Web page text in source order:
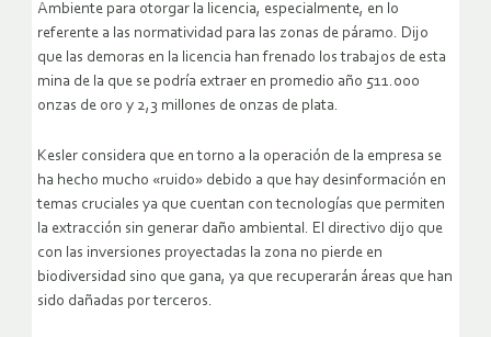
Ambiente para otorgar la licencia, especialmente, en lo
referente a las normatividad para las zonas de páramo. Dijo
que las demoras en la licencia han frenado los trabajos de esta
mina de la que se podría extraer en promedio año 511.000
onzas de oro y 2,3 millones de onzas de plata.
Kesler considera que en torno a la operación de la empresa se
ha hecho mucho «ruido» debido a que hay desinformación en
temas cruciales ya que cuentan con tecnologías que permiten
la extracción sin generar daño ambiental. El directivo dijo que
con las inversiones proyectadas la zona no pierde en
biodiversidad sino que gana, ya que recuperarán áreas que han
sido dañadas por terceros.